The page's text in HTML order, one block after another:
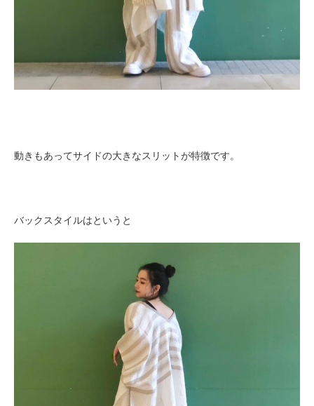
動きもあってサイドの大きなスリットが特徴です。
バックスタイルはというと